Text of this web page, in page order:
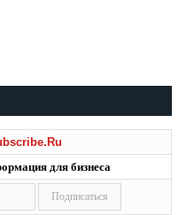
для бизнеса